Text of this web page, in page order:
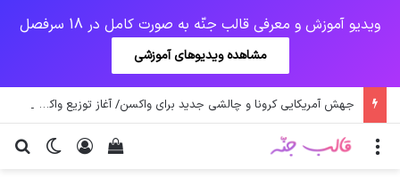
ویدیو آموزش و معرفی قالب جنّه به صورت کامل در 18 سرفصل
مشاهده ویدیوهای آموزشی
جهش آمریکایی کرونا و چالشی جدید برای واکسن/ آغاز توزیع واکسن از سوی اتحادیه کوواکس
تغییر ورود
دیدن سبد خرید منو